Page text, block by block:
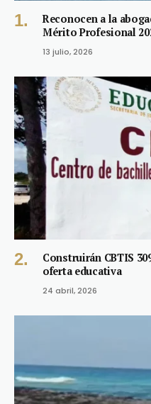
Reconocen a la
Mérito Profesional
13 julio, 2026
Construirán CBTIS
oferta educativa
24 abril, 2026